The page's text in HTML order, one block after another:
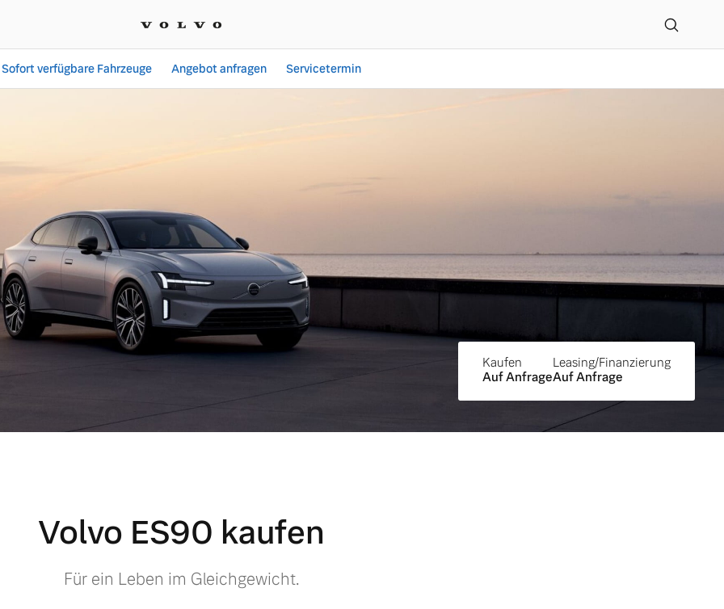
Sofort verfügbare Fahrzeuge Angebot anfragen Servicetermin
Kaufen
Auf Anfrage
Leasing/Finanzierung
Auf Anfrage
Volvo ES90 kaufen
Für ein Leben im Gleichgewicht.